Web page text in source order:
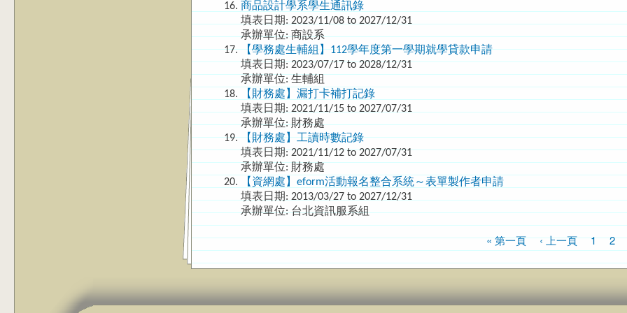
商品設計學系學生通訊錄
填表日期: 2023/11/08 to 2027/12/31
承辦單位: 商設系
【學務處生輔組】112學年度第一學期就學貸款申請
填表日期:2023/07/17 to 2028/12/31
承辦單位: 生輔組
【財務處】漏打卡補打記錄
填表日期: 2021/11/15 to 2027/07/31
承辦單位: 財務處
【財務處】工讀時數記錄
填表日期:2021/11/12 to 2027/07/31
承辦單位: 財務處
【資網處】eform活動報名整合系統～表單製作者申請
填表日期: 2013/03/27 to 2027/12/31
承辦單位: 台北資訊服系組
Pages
« 第一頁 ‹ 上一頁 1 2